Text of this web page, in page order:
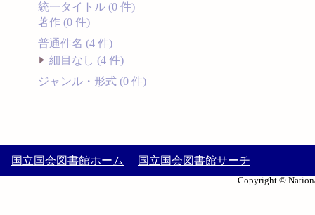
統一タイトル (0 件)
著作 (0 件)
普通件名 (4 件)
細目なし (4 件)
ジャンル・形式 (0 件)
国立国会図書館ホーム 国立国会図書館サーチ
Copyright ©